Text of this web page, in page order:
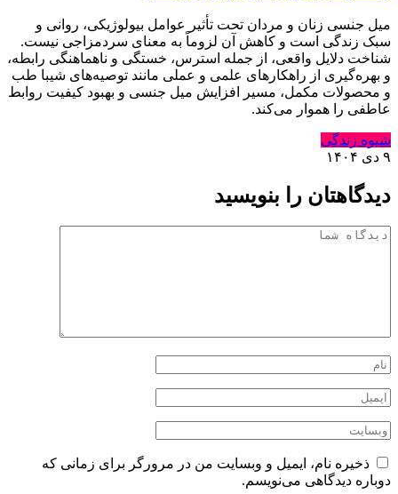
میل جنسی زنان و مردان تحت تأثیر عوامل بیولوژیکی، روانی و
سبک زندگی است و کاهش آن لزوماً به معنای سردمزاجی نیست.
شناخت دلایل واقعی، از جمله استرس، خستگی و ناهماهنگی رابطه،
و بهره‌گیری از راهکارهای علمی و عملی مانند توصیه‌های شیبا طب
و محصولات مکمل، مسیر افزایش میل جنسی و بهبود کیفیت روابط
عاطفی را هموار می‌کند.
شیوه زندگی
۹ دی ۱۴۰۴
دیدگاهتان را بنویسید
ذخیره نام، ایمیل و وبسایت من در مرورگر برای زمانی که
دوباره دیدگاهی می‌نویسم.